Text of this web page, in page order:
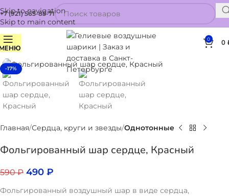
Skip to navigation
Skip to main content
+7 (921) 565-85-71
0 0
-17%
Нажмите, чтобы увеличить
Главная Сердца, круги и звезды Однотонные
Фольгированный шар сердце, Красный
590₽ 490 ₽
Фольгированный воздушный шар в виде сердца,